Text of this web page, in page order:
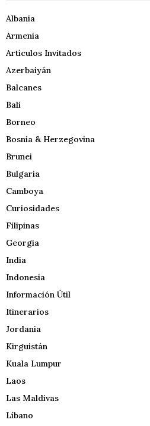
Albania
Armenia
Artículos Invitados
Azerbaiyán
Balcanes
Bali
Borneo
Bosnia & Herzegovina
Brunei
Bulgaria
Camboya
Curiosidades
Filipinas
Georgia
India
Indonesia
Información Útil
Itinerarios
Jordania
Kirguistán
Kuala Lumpur
Laos
Las Maldivas
Líbano